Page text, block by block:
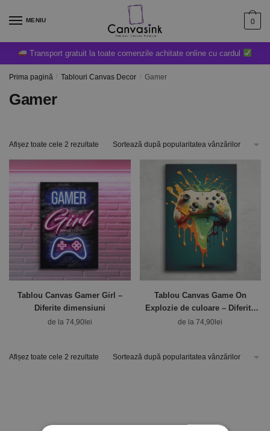
MENIU 0
Transport gratuit la toate comenzile achitate online cu cardul
Prima pagină / Tablouri Canvas Decor / Gamer
Gamer
Afișez toate cele 2 rezultate
Tablou Canvas Gamer Girl –
Diferite dimensiuni
de la 74,90 lei
Tablou Canvas Game On
Explozie de culoare – Diferite
dimensiuni
de la74,90 lei
Afișez toate cele 2 rezultate